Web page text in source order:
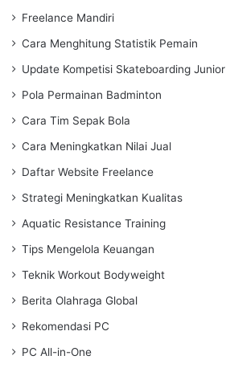
Freelance Mandiri
Cara Menghitung Statistik Pemain
Update Kompetisi Skateboarding Junior
Pola Permainan Badminton
Cara Tim Sepak Bola
Cara Meningkatkan Nilai Jual
Daftar Website Freelance
Strategi Meningkatkan Kualitas
Aquatic Resistance Training
Tips Mengelola Keuangan
Teknik Workout Bodyweight
Berita Olahraga Global
Rekomendasi PC
PC All-in-One